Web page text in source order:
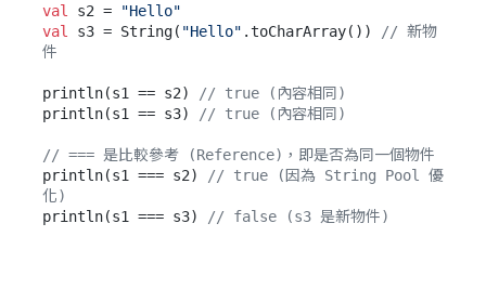
val
s2 =
"Hello"
val
s3 = String( "Hello" .toCharArray())
// 新物
件
println(s1 == s2)
// true (內容相同)
println(s1 == s3)
// true (內容相同)
// === 是比較參考 (Reference)，即是否為同一個物件
println(s1 === s2)
// true (因為 String Pool 優
化)
println(s1 === s3)
// false (s3 是新物件)